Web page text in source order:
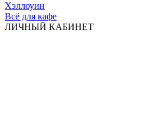
Хэллоуин
Всё для кафе
ЛИЧНЫЙ КАБИНЕТ